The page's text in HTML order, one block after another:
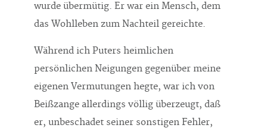
wurde übermütig. Er war ein Mensch, dem
das Wohlleben zum Nachteil gereichte.
Während ich Puters heimlichen
persönlichen Neigungen gegenüber meine
eigenen Vermutungen hegte, war ich von
Beißzange allerdings völlig überzeugt, daß
er, unbeschadet seiner sonstigen Fehler,